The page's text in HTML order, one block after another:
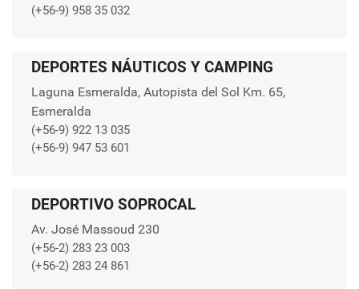
(+56-9) 958 35 032
DEPORTES NÁUTICOS Y CAMPING
Laguna Esmeralda, Autopista del Sol Km. 65,
Esmeralda
(+56-9) 922 13 035
(+56-9) 947 53 601
DEPORTIVO SOPROCAL
Av. José Massoud 230
(+56-2) 283 23 003
(+56-2) 283 24 861